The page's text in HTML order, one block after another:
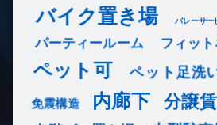
バイク置き場 バレーサー
パーティールーム フィッ
ペット可 ペット足洗
免震構造 内廊下 分譲